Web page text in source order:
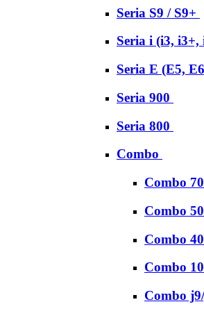
Seria S9 / S9+
Seria i (i3,
Seria E (E5,
Seria 900
Seria 800
Combo
Combo
Combo
Combo
Combo
Combo